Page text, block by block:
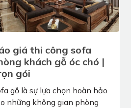
giá thi công sofa
khách gỗ óc chó |
gói
gỗ là sự lựa chọn hoàn hảo
những không gian phòng